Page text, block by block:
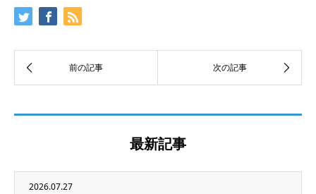
最新記事
2026.07.27